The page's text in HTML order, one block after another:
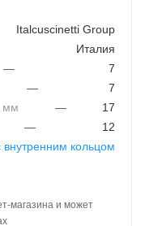
Italcuscinetti Group
Италия
—
7
—
7
мм
—
17
—
12
кольцом
магазина и может